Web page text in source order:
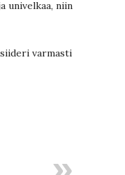
univelkaa, niin
varmasti